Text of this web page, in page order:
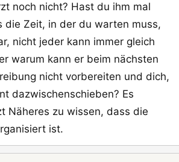
noch nicht? Hast du ihm mal
die Zeit, in der du warten muss,
nicht jeder kann immer gleich
warum kann er beim nächsten
nicht vorbereiten und dich,
dazwischenschieben? Es
Näheres zu wissen, dass die
ist.